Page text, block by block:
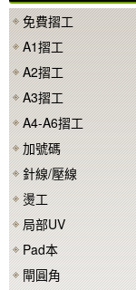
免費摺工
A1摺工
A2摺工
A3摺工
A4-A6摺工
加號碼
針線/壓線
燙工
局部UV
Pad本
閘圓角